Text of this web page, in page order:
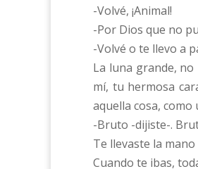
-Volvé, ¡Animal!
-Por Dios que no
-Volvé o te llevo a
La luna grande,
mí, tu hermosa
aquella cosa,
-Bruto -dijiste-.
Te llevaste la
Cuando te ibas,